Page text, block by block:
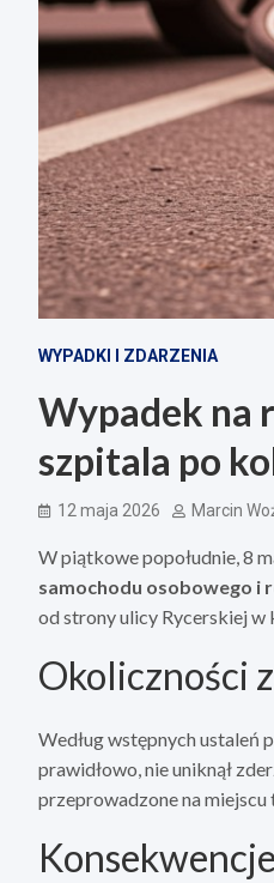
WYPADKI I ZDARZENIA
Wypadek na
szpitala po
12 maja 2026 Marcin
W piątkowe popołudnie, 8
samochodu osobowego i
od strony ulicy Rycerskiej w
Okoliczności
Według wstępnych ustaleń
prawidłowo, nie uniknął
przeprowadzone na miejscu